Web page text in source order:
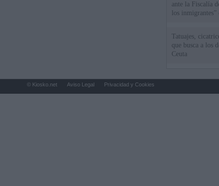
ante la Fiscalía
los inmigrantes”
Tatuajes,
que busca a los
Ceuta
© Kiosko.net Aviso Legal Privacidad y Cookies